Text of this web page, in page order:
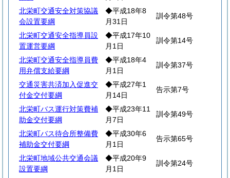
北栄町交通安全対策協議
会設置要綱
◆平成18年8
月31日
訓令第48号
北栄町交通安全指導員設
置運営要綱
◆平成17年10
月1日
訓令第14号
北栄町交通安全指導員費
用弁償支給要綱
◆平成18年4
月1日
訓令第37号
交通災害共済加入促進交
付金交付要綱
◆平成27年1
月14日
告示第7号
北栄町バス運行対策費補
助金交付要綱
◆平成23年11
月7日
訓令第49号
北栄町バス待合所整備費
補助金交付要綱
◆平成30年6
月1日
告示第65号
北栄町地域公共交通会議
設置要綱
◆平成20年9
月1日
訓令第24号